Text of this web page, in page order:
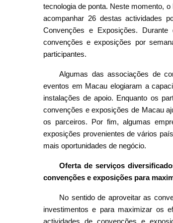
tecnologia de ponta. Neste momento,
acompanhar 26 destas actividades
Convenções e Exposições.
convenções e exposições por
participantes.
Algumas das associações de
eventos em Macau elogiaram a
instalações de apoio. Enquanto os
convenções e exposições de Macau
os parceiros. Por fim, algumas
exposições provenientes de vários
mais oportunidades de negócio.
Oferta de serviços
convenções e exposições para
No sentido de aproveitar as
investimentos e para maximizar os